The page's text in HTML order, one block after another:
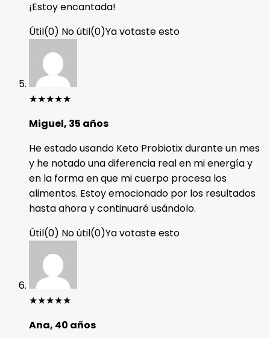
¡Estoy encantada!
Útil(0) No útil(0)Ya votaste esto
★★★★★
Miguel, 35 años
He estado usando Keto Probiotix durante un mes
y he notado una diferencia real en mi energía y
en la forma en que mi cuerpo procesa los
alimentos. Estoy emocionado por los resultados
hasta ahora y continuaré usándolo.
Útil(0) No útil(0)Ya votaste esto
★★★★★
Ana, 40 años